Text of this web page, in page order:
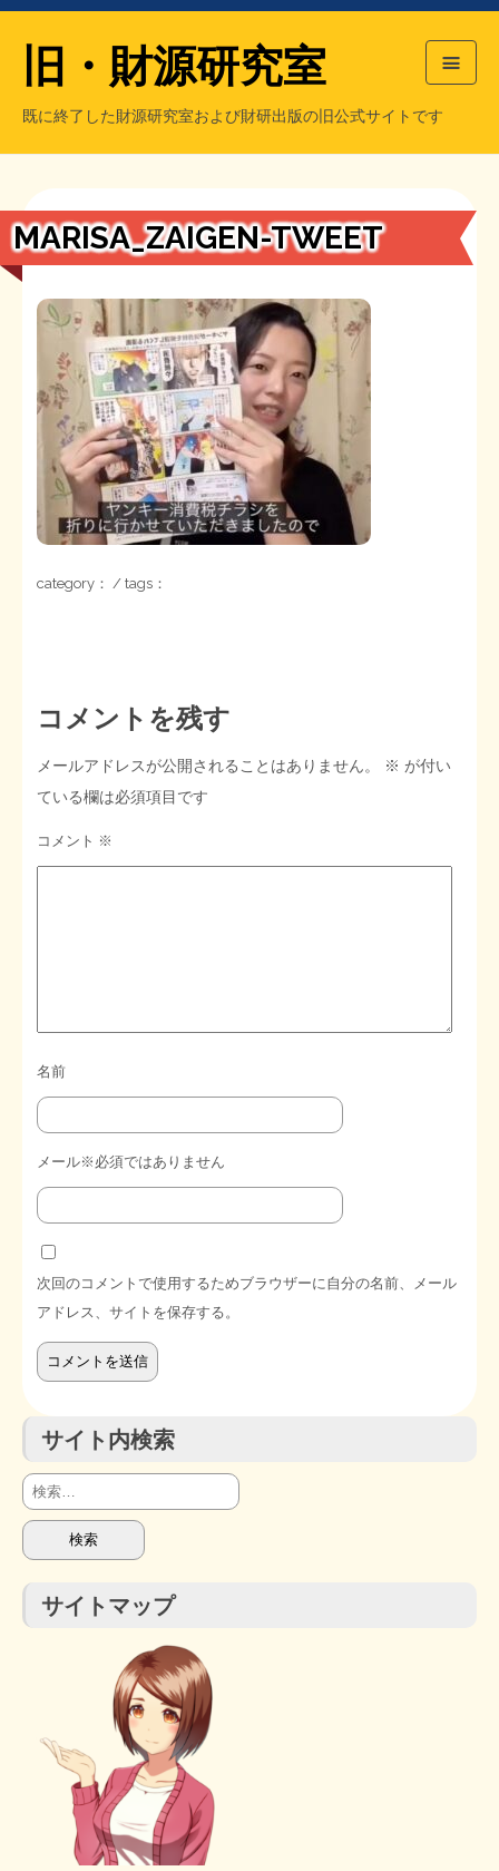
【国の、本当の】財源チラシ／旧・財源研究室
シン財源はあなたです／合同誌／旧・サブカル分室
日本経済を解説するヤンキー／MIHANAマンガ／旧・財研出版
もっと知りたい方へ
マネクリ戦士 RED & BLACK
MMTの学習資料
STOPインボイス作品集
旧・財源研究室
既に終了した財源研究室および財研出版の旧公式サイトです
旧・財源研究室について
チラシ発行部数
会計報告
旧・財研出版について
会計報告
MARISA_ZAIGEN-TWEET
category： / tags：
コメントを残す
メールアドレスが公開されることはありません。 ※ が付い
ている欄は必須項目です
コメント ※
名前
メール※必須ではありません
次回のコメントで使用するためブラウザーに自分の名前、メール
アドレス、サイトを保存する。
サイト内検索
検
索:
サイトマップ